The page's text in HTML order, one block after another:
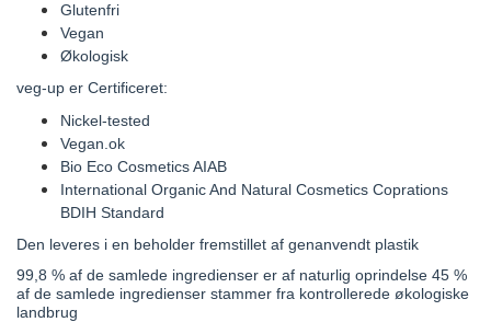
Glutenfri
Vegan
Økologisk
veg-up er Certificeret:
Nickel-tested
Vegan.ok
Bio Eco Cosmetics AIAB
International Organic And Natural Cosmetics Coprations
BDIH Standard
Den leveres i en beholder fremstillet af genanvendt plastik
99,8 % af de samlede ingredienser er af naturlig oprindelse 45 %
af de samlede ingredienser stammer fra kontrollerede økologiske
landbrug